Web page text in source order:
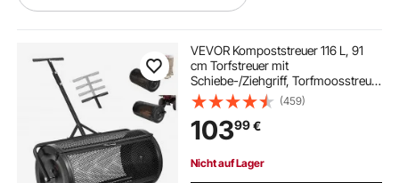
bohrerschleifmaschine
VEVOR Kompoststreuer 116 L, 91
cm Torfstreuer mit
Schiebe-/Ziehgriff, Torfmoosstreuer
4-Fach Höhenverstellbar,
Pulverbeschichtete Stahl-
Kompostrolle, Miststreuer zum
Pflanzen & Aussäen, Schwarz
(459)
10399€
Nicht auf Lager